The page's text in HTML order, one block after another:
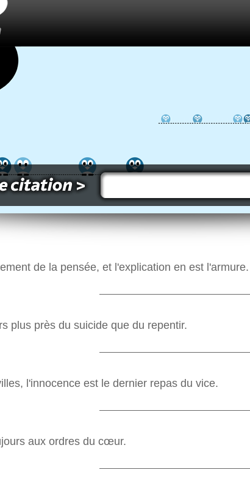
de la pensée, et l'explication en est l'armure.
plus près du suicide que du repentir.
l'innocence est le dernier repas du vice.
aux ordres du cœur.